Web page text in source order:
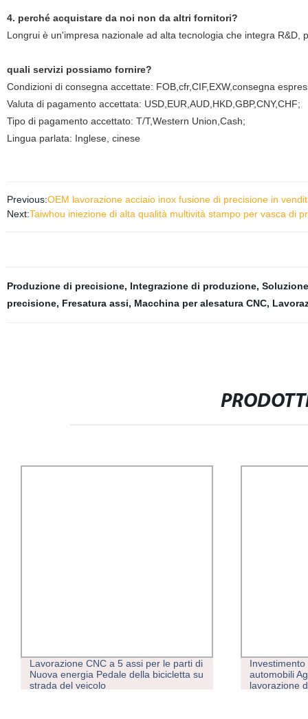
4. perché acquistare da noi non da altri fornitori?
Longrui è un'impresa nazionale ad alta tecnologia che integra R&D,
quali servizi possiamo fornire?
Condizioni di consegna accettate: FOB,cfr,CIF,EXW,consegna
Valuta di pagamento accettata: USD,EUR,AUD,HKD,GBP,CNY,CHF;
Tipo di pagamento accettato: T/T,Western Union,Cash;
Lingua parlata: Inglese, cinese
Previous:OEM lavorazione acciaio inox fusione di precisione in
Next:Taiwhou iniezione di alta qualità multività stampo per vasca di
Produzione di precisione, Integrazione di produzione,
precisione, Fresatura assi, Macchina per alesatura CNC,
Lavorazione CNC a 5 assi per le parti di
Nuova energia Pedale della bicicletta su
strada del veicolo
Investimento
automobili
lavorazione